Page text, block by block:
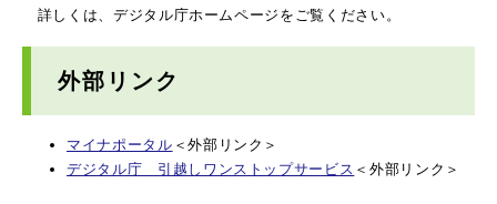
詳しくは、デジタル庁ホームページをご覧ください。
外部リンク
マイナポータル ＜外部リンク＞
デジタル庁 引越しワンストップサービス ＜外部リンク＞